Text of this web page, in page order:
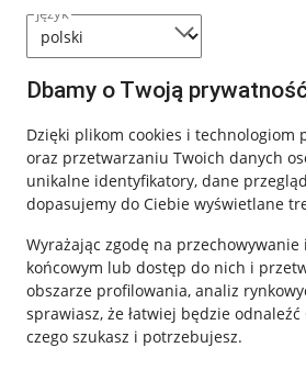
język
Dbamy o Twoją
Dzięki plikom cookies i technologiom
oraz przetwarzaniu Twoich danych
unikalne identyfikatory, dane
dopasujemy do Ciebie wyświetlane
Wyrażając zgodę na
końcowym lub dostęp do nich i
obszarze profilowania, analiz
sprawiasz, że łatwiej będzie
czego szukasz i potrzebujesz.
Przydatne informacje